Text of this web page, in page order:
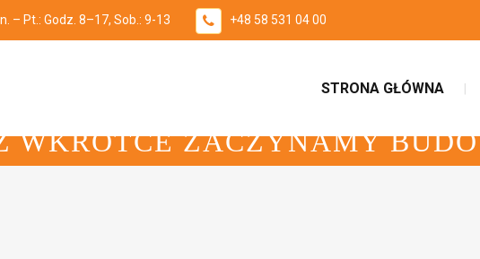
– Pt.: Godz. 8–17, Sob.: 9-13 +48 58 531 04 00
STRONA GŁÓWNA
WKRÓTCE ZACZYNAMY